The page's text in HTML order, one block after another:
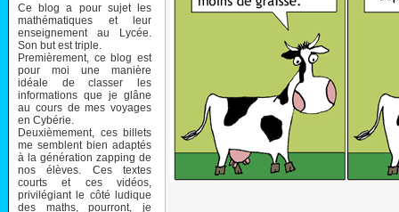
Ce blog a pour sujet les
mathématiques et leur
enseignement au Lycée.
Son but est triple.
Premièrement, ce blog est
pour moi une manière
idéale de classer les
informations que je glâne
au cours de mes voyages
en Cybérie.
Deuxièmement, ces billets
me semblent bien adaptés
à la génération zapping de
nos élèves. Ces textes
courts et ces vidéos,
privilégiant le côté ludique
des maths, pourront, je